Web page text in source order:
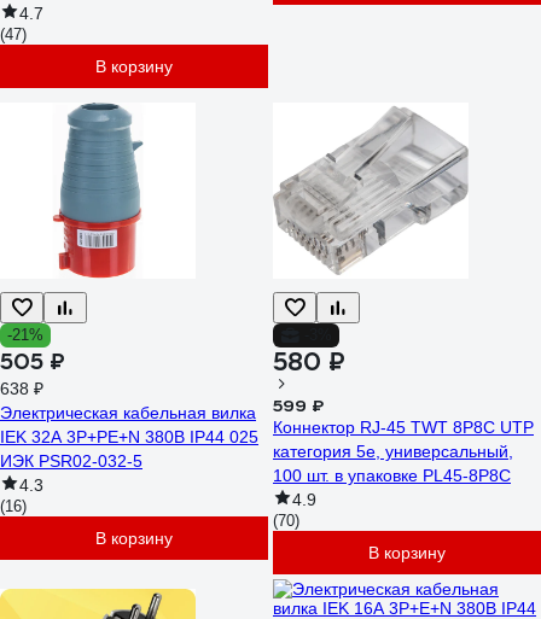
4.7
(47)
В корзину
-21%
505 ₽
638 ₽
Электрическая кабельная вилка
IEK 32А 3P+PE+N 380В IP44 025
ИЭК PSR02-032-5
4.3
(16)
В корзину
580 ₽
599 ₽
Коннектор RJ-45 TWT 8P8C UTP
категория 5e, универсальный,
100 шт. в упаковке PL45-8P8C
4.9
(70)
В корзину